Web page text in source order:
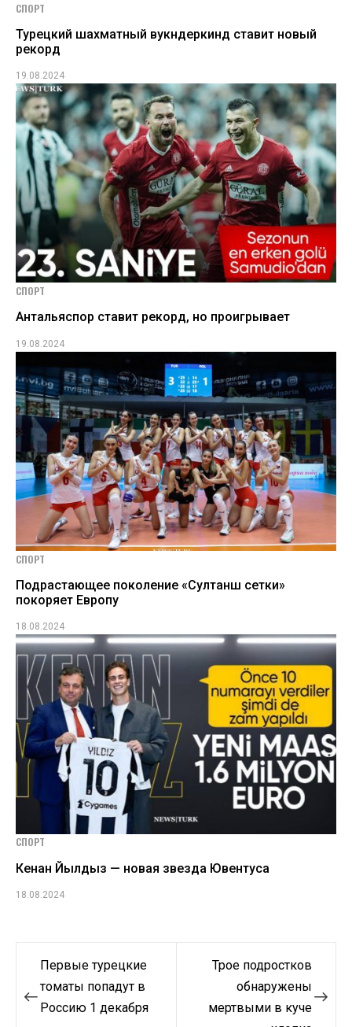
СПОРТ
Турецкий шахматный вукндеркинд ставит новый
рекорд
19.08.2024
СПОРТ
Антальяспор ставит рекорд, но проигрывает
19.08.2024
СПОРТ
Подрастающее поколение «Султанш сетки»
покоряет Европу
18.08.2024
СПОРТ
Кенан Йылдыз — новая звезда Ювентуса
18.08.2024
Навигация
по
Первые турецкие
томаты попадут в
Россию 1 декабря
Трое подростков
обнаружены
мертвыми в куче